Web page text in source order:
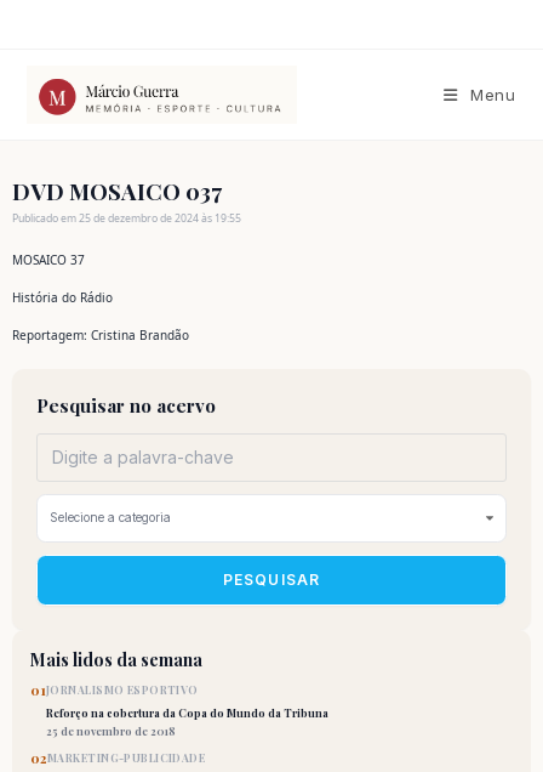
conteúdo
Menu
DVD MOSAICO 037
Publicado em 25 de dezembro de 2024 às 19:55
MOSAICO 37
História do Rádio
Reportagem: Cristina Brandão
Pesquisar no acervo
PESQUISAR
Mais lidos da semana
01JORNALISMO ESPORTIVO
Reforço na cobertura da Copa do Mundo da Tribuna
25 de novembro de 2018
02MARKETING-PUBLICIDADE